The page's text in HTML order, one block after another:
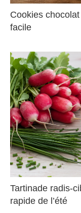
Cookies
facile
Tartinade radis-
rapide de l’été